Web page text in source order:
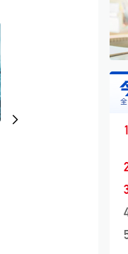
衢台企业家聚首衢州 共1